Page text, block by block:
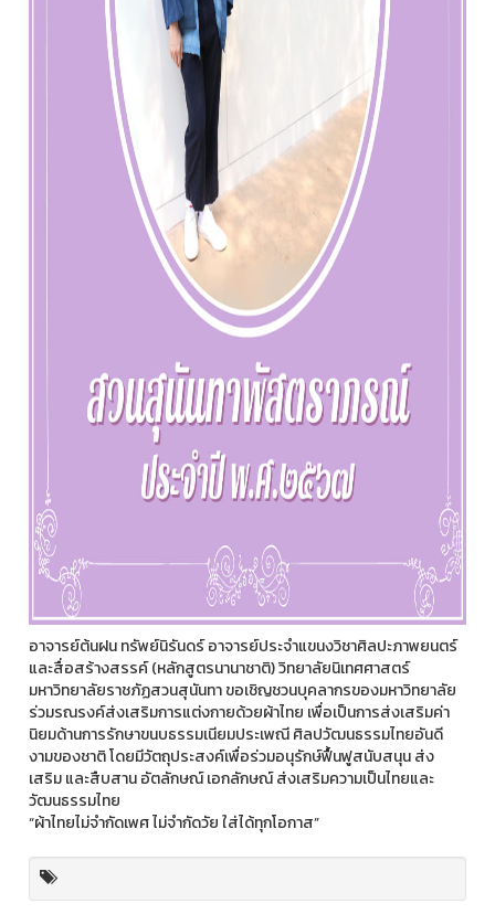
อาจารย์ต้นฝน ทรัพย์นิรันดร์ อาจารย์ประจำแขนงวิชาศิลปะภาพยนตร์
และสื่อสร้างสรรค์ (หลักสูตรนานาชาติ) วิทยาลัยนิเทศศาสตร์
มหาวิทยาลัยราชภัฏสวนสุนันทา ขอเชิญชวนบุคลากรของมหาวิทยาลัย
ร่วมรณรงค์ส่งเสริมการแต่งกายด้วยผ้าไทย เพื่อเป็นการส่งเสริมค่า
นิยมด้านการรักษาขนบธรรมเนียมประเพณี ศิลปวัฒนธรรมไทยอันดี
งามของชาติ โดยมีวัตถุประสงค์เพื่อร่วมอนุรักษ์ฟื้นฟูสนับสนุน ส่ง
เสริม และสืบสาน อัตลักษณ์ เอกลักษณ์ ส่งเสริมความเป็นไทยและ
วัฒนธรรมไทย
“ผ้าไทยไม่จำกัดเพศ ไม่จำกัดวัย ใส่ได้ทุกโอกาส”